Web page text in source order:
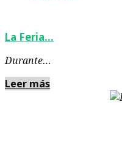
La Feria…
Durante…
Leer más